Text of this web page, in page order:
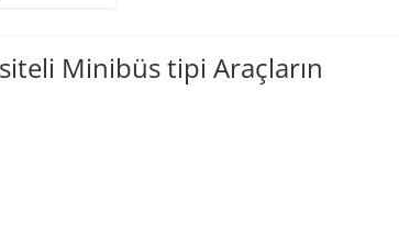
Minibüs tipi Araçların